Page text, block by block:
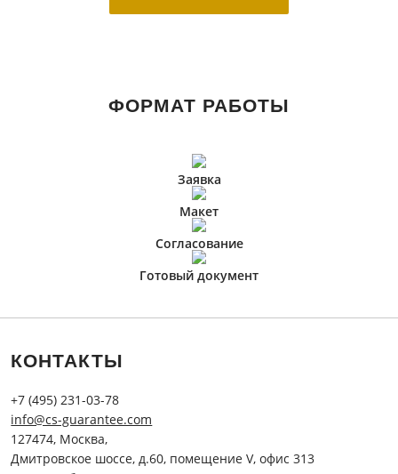
ФОРМАТ РАБОТЫ
Заявка
Макет
Согласование
Готовый документ
КОНТАКТЫ
+7 (495) 231-03-78
info@cs-guarantee.com
127474, Москва,
Дмитровское шоссе, д.60, помещение V, офис 313